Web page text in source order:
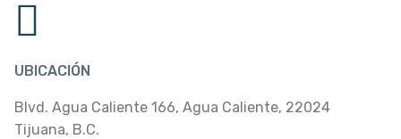
UBICACIÓN
Blvd. Agua Caliente 166, Agua Caliente, 22024
Tijuana, B.C.